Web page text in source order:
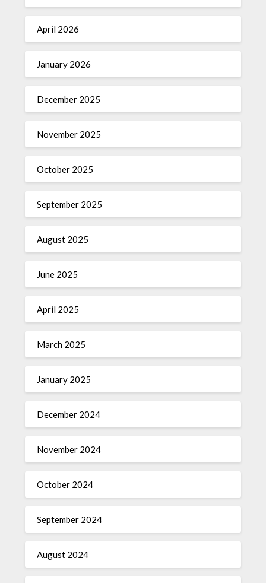
April 2026
January 2026
December 2025
November 2025
October 2025
September 2025
August 2025
June 2025
April 2025
March 2025
January 2025
December 2024
November 2024
October 2024
September 2024
August 2024